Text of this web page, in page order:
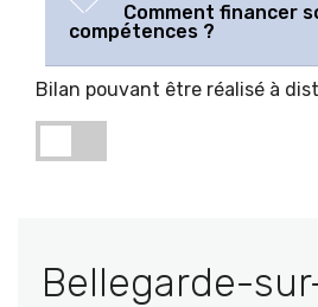
Comment financer
compétences ?
Bilan pouvant être réalisé à
Bellegarde-